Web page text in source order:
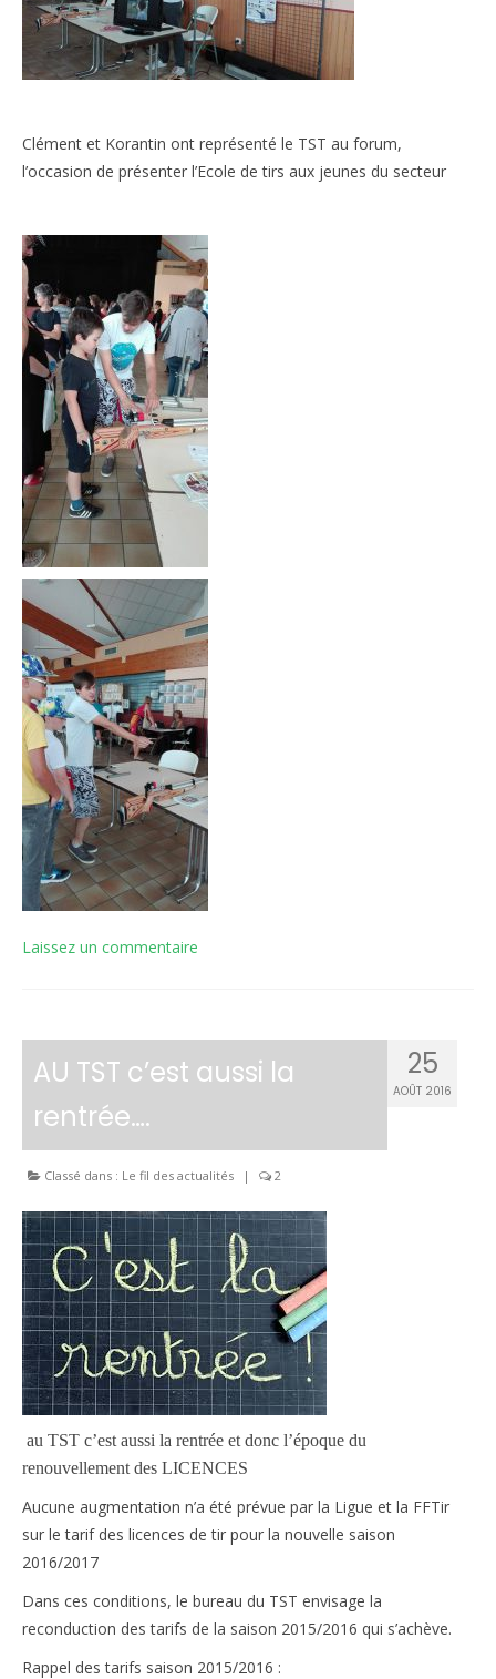
Clément et Korantin ont représenté le TST au forum,
l’occasion de présenter l’Ecole de tirs aux jeunes du secteur
Laissez un commentaire
25
AOÛT 2016
AU TST c’est aussi la
rentrée….
Classé dans : Le fil des actualités | 2
au TST c’est aussi la rentrée et donc l’époque du
renouvellement des LICENCES
Aucune augmentation n’a été prévue par la Ligue et la FFTir
sur le tarif des licences de tir pour la nouvelle saison
2016/2017
Dans ces conditions, le bureau du TST envisage la
reconduction des tarifs de la saison 2015/2016 qui s’achève.
Rappel des tarifs saison 2015/2016 :